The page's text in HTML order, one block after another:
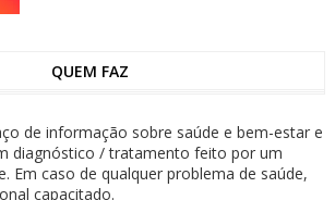
QUEM FAZ
de informação sobre saúde e bem-estar e
diagnóstico / tratamento feito por um
Em caso de qualquer problema de saúde,
capacitado.